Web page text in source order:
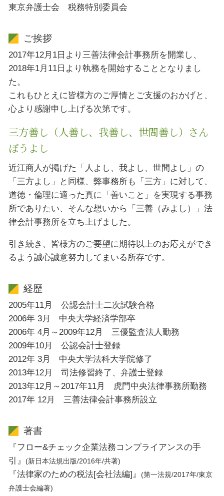
東京弁護士会 税務特別委員会
ご挨拶
2017年12月1日より三善法律会計事務所を開業し、
2018年1月11日より執務を開始することとなりまし
た。
これもひとえに皆様方のご厚情とご支援のおかげと、
心より感謝申し上げる次第です。
三方善し（人善し、我善し、世間善し）さん
ぼうよし
近江商人が掲げた「人よし、我よし、世間よし」の
「三方よし」と同様、弊事務所も「三方」に対して、
道徳・倫理に適った真に「善いこと」を実現する事務
所でありたい、そんな想いから「三善（みよし）」法
律会計事務所を立ち上げました。
引き続き、皆様方のご要望に期待以上のお応えができ
るよう誠心誠意努力してまいる所存です。
経歴
2005年11月 公認会計士二次試験合格
2006年 3月 中央大学経済学部卒
2006年 4月～2009年12月 三優監査法人勤務
2009年10月 公認会計士登録
2012年 3月 中央大学法科大学院修了
2013年12月 司法修習終了、弁護士登録
2013年12月～2017年11月 虎門中央法律事務所勤務
2017年 12月 三善法律会計事務所設立
著書
『フロー&チェック企業法務コンプライアンスの手
引』
(新日本法規出版/2016年/共著)
『法律家のための税法[会社法編]』
(第一法規/2017年/東京
弁護士会編著)